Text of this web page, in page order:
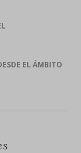
EL ÁMBITO